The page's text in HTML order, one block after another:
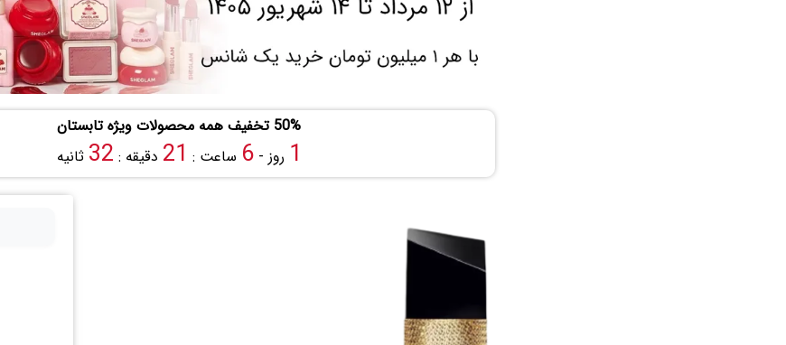
50% تخفیف همه محصولات ویژه تابستان
1 روز -6 ساعت : 21 دقیقه : 31 ثانیه